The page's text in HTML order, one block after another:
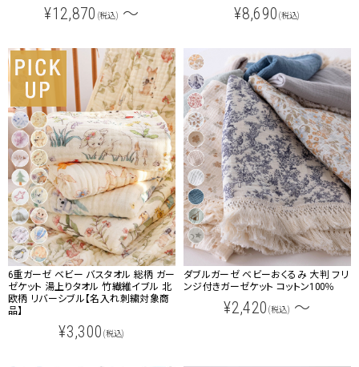
¥12,870 (税込) ～ ¥8,690 (税込)
6重ガーゼ ベビー バスタオル 総柄 ガー
ゼケット 湯上りタオル 竹繊維イブル 北
欧柄 リバーシブル【名入れ刺繍対象商
品】
¥3,300 (税込)
ダブルガーゼ ベビーおくるみ 大判 フリ
ンジ付きガーゼケット コットン100％
¥2,420 (税込) ～